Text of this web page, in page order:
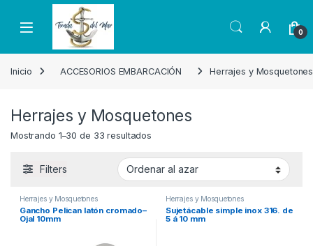
Skip to navigation
Skip to content
Open 0
Inicio ACCESORIOS EMBARCACIÓN Herrajes y Mosquetones
Herrajes y Mosquetones
Mostrando 1–30 de 33 resultados
Filters
Herrajes y Mosquetones
Gancho Pelican latón cromado–
Ojal 10mm
Herrajes y Mosquetones
Sujetácable simple inox 316. de
5 á 10 mm